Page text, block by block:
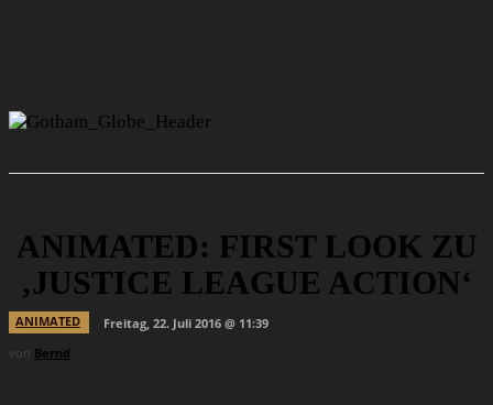
ANIMATED: FIRST LOOK ZU
‚JUSTICE LEAGUE ACTION‘
ANIMATED
Freitag, 22. Juli 2016 @ 11:39
von Bernd